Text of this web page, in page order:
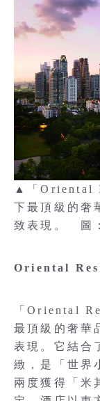
▲「Oriental
下最頂級的奢
致表現。 圖
Oriental
「Oriental
最頂級的奢華
表現。它結合
緻，是「世界
兩度獲得「